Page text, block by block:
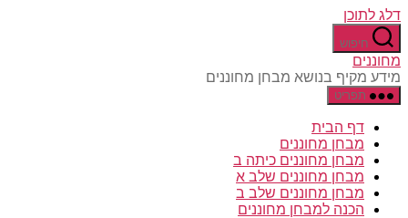
דלג לתוכן
חיפוש
מחוננים
מידע מקיף בנושא מבחן מחוננים
תפריט
דף הבית
מבחן מחוננים
מבחן מחוננים כיתה ב
מבחן מחוננים שלב א
מבחן מחוננים שלב ב
הכנה למבחן מחוננים